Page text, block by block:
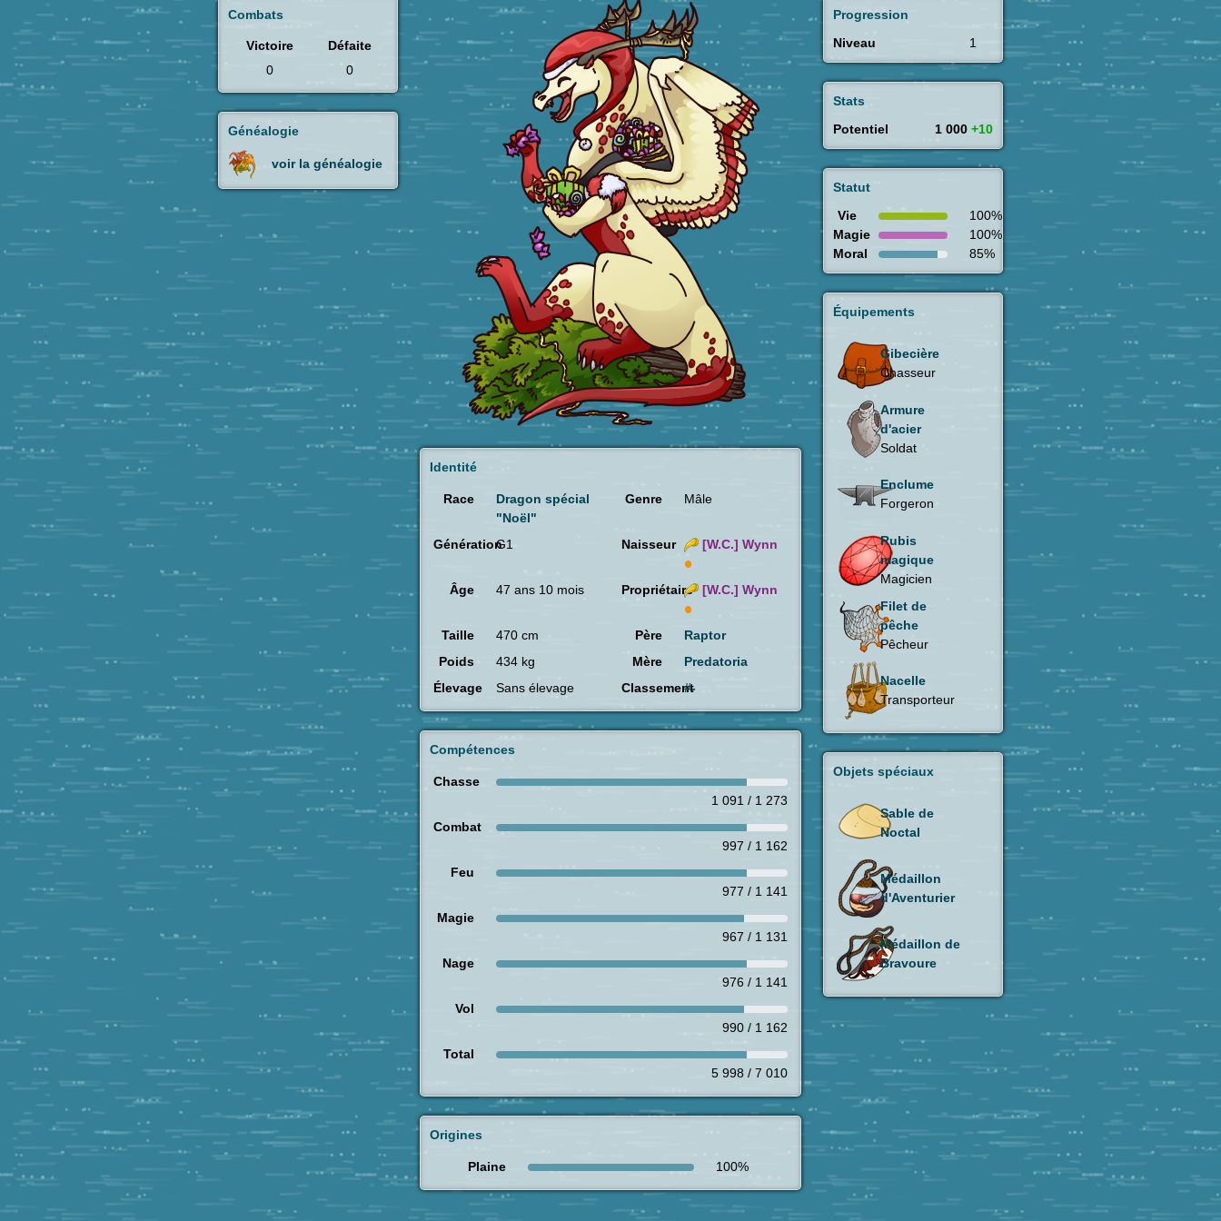
Combats
Victoire
Défaite
0
0
Généalogie
voir la généalogie
Identité
Race
Dragon spécial
"Noël"
Genre Mâle
GénérationG1 Naisseur [W.C.] Wynn
Âge 47 ans 10 mois Propriétaire [W.C.] Wynn
Taille 470 cm Père
Raptor
Poids
434 kg Mère
Predatoria
Élevage
Sans élevage Classement
#-
Compétences
Chasse
1 091 / 1 273
Combat
997 / 1 162
Feu
977 / 1 141
Magie
967 / 1 131
Nage
976 / 1 141
Vol
990 / 1 162
Total
5 998 / 7 010
Origines
Plaine 100%
Progression
Niveau
1
Stats
Potentiel
1 000 +10
Statut
Vie
100%
Magie
100%
Moral
85%
Équipements
Gibecière
Chasseur
Armure
d'acier
Soldat
Enclume
Forgeron
Rubis
magique
Magicien
Filet de
pêche
Pêcheur
Nacelle
Transporteur
Objets spéciaux
Sable de
Noctal
Médaillon
d'Aventurier
Médaillon de
Bravoure